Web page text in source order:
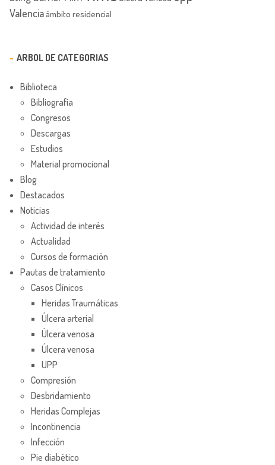
Valenciaámbito residencial
ARBOL DE CATEGORIAS
Biblioteca
Bibliografía
Congresos
Descargas
Estudios
Material promocional
Blog
Destacados
Noticias
Actividad de interés
Actualidad
Cursos de formación
Pautas de tratamiento
Casos Clínicos
Heridas Traumáticas
Úlcera arterial
Úlcera venosa
Úlcera venosa
UPP
Compresión
Desbridamiento
Heridas Complejas
Incontinencia
Infección
Pie diabético